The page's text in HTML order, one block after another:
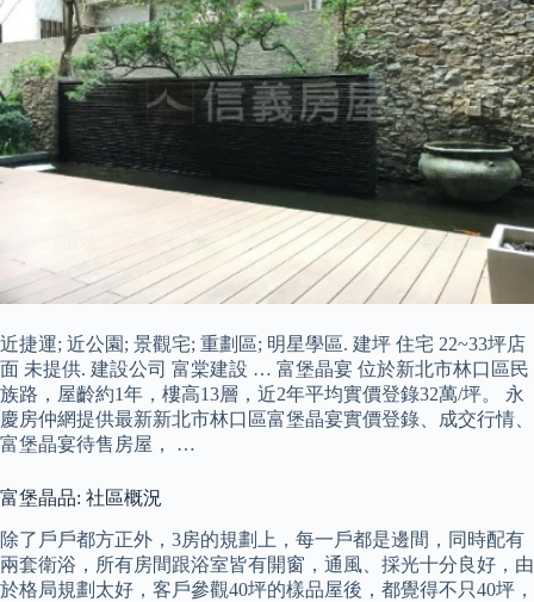
近捷運; 近公園; 景觀宅; 重劃區; 明星學區. 建坪 住宅 22~33坪店
面 未提供. 建設公司 富棠建設 … 富堡晶宴 位於新北市林口區民
族路，屋齡約1年，樓高13層，近2年平均實價登錄32萬/坪。 永
慶房仲網提供最新新北市林口區富堡晶宴實價登錄、成交行情、
富堡晶宴待售房屋， …
富堡晶品: 社區概況
除了戶戶都方正外，3房的規劃上，每一戶都是邊間，同時配有
兩套衛浴，所有房間跟浴室皆有開窗，通風、採光十分良好，由
於格局規劃太好，客戶參觀40坪的樣品屋後，都覺得不只40坪，